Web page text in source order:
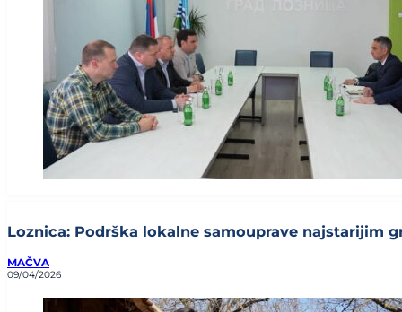
Loznica: Podrška lokalne samouprave najstarijim
MAČVA
09/04/2026